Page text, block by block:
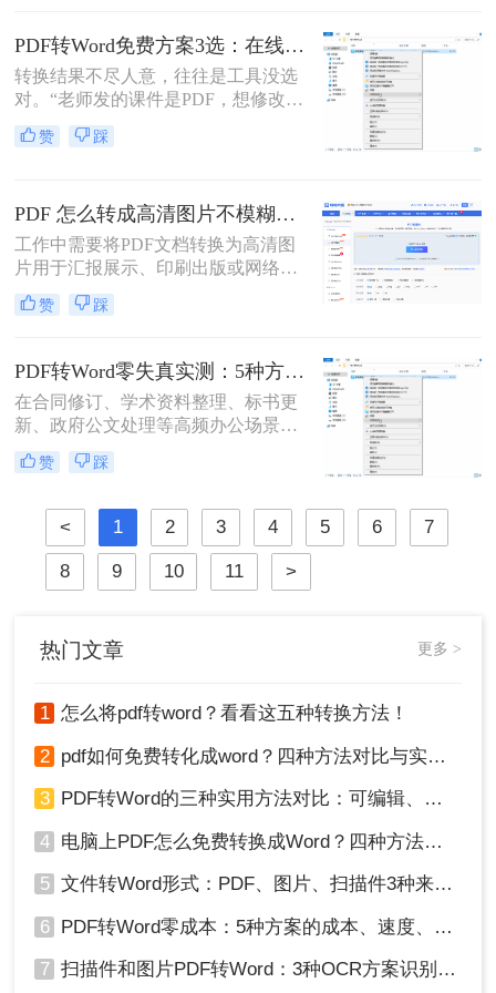
换为word格式呢？本文将介绍三种简
单实用的方法，帮助您轻松将PDF文
件转换为Word格式。
PDF转Word免费方案3选：在线免费额度、客户端试用和Word自带的区别！
转换结果不尽人意，往往是工具没选
对。“老师发的课件是PDF，想修改内
容怎么办？”“客户发来的合同是
PDF，需要调整条款怎么处理？”从事
的“灵魂拷问”。
赞 踩
PDF 怎么转成高清图片不模糊？5种高清转换方法（2026实测指南）
工作中需要将PDF文档转换为高清图
片用于汇报展示、印刷出版或网络分
享，但转换后图片模糊不清、细节丢
失、放大后出现马赛克……这些"清
能导致重要信息无法识别。那么PDF
怎么转成高清图片不模糊呢？别再忍
受模糊图片！本文直击痛点，提供可
立即执行的高清转换方案，助您10分
钟内获得印刷级清晰度！
赞 踩
PDF转Word零失真实测：5种方法按图文复杂度的转换精度排名！
在合同修订、学术资料整理、标书更
新、政府公文处理等高频办公场景
中，将PDF精准转换为可编辑Word文
档是效率刚需，却也是“翻车”重灾
崩坏、扫描件变乱码……
赞 踩
< 1 2 3 4 5 6 7
8 9 10 11 >
热门文章 更多 >
1 怎么将pdf转word？看看这五种转换方法！
2 pdf如何免费转化成word？四种方法对比与实操指南（附详细表格）
3 PDF转Word的三种实用方法对比：可编辑、保格式、避风险！
4 电脑上PDF怎么免费转换成Word？四种方法对比与实操指南（附详细表格）!
5 文件转Word形式：PDF、图片、扫描件3种来源分别怎么处理！
6 PDF转Word零成本：5种方案的成本、速度、精度对比！
7 扫描件和图片PDF转Word：3种OCR方案识别率实测！